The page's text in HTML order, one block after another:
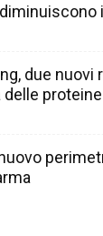
due nuovi